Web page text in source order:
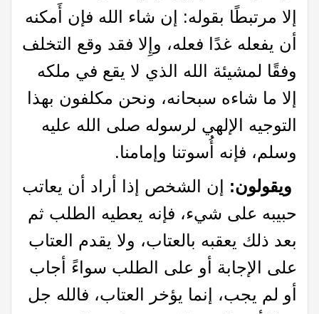
إلا مرتبطًا بقوله: إن شاء الله فإن أَمكنه
أن يفعله غدًا فعله، وإِلا فقد وقع التخلف
وفقًا لمشيئة الله الذي لا يقع في ملكه
إلا ما شاءه سبحانه، ونحن مكلفون بهذا
التوجيه الإلهي لرسوله صلى الله عليه
وسلم، فإنه أُسوتنا وإمامنا.
ويقولون: إن الشخص إذا أراد أن يعاتب
حبيبه على شيء، فإنه يعطيه الطلب ثم
بعد ذلك يعقبه بالعتاب، ولا يقدم العتاب
على الإجابة أو على الطلب سواءً أجاب
أو لم يجب، إنما يؤخر العتاب، فالله جل